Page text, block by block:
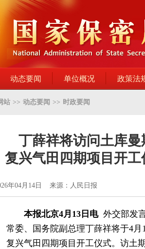
动态要闻 单位概况 政策法
站 >> 动态要闻 >> 时政要闻
丁薛祥将访问土库
复兴气田四期项目开
年04月14日 来源：人民日报
本报北京4月13日电外交部发
常委、国务院副总理丁薛祥将于4
复兴气田四期项目开工仪式。访土